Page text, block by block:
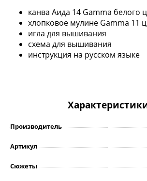
канва Аида 14 Gamma белого
хлопковое мулине Gamma 11
игла для вышивания
схема для вышивания
инструкция на русском языке
Производитель
Артикул
Сюжеты